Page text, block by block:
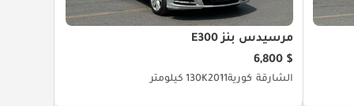
مرسيدس بنز E300
$ 6,800
الشارقة كورية2011130K كيلومتر